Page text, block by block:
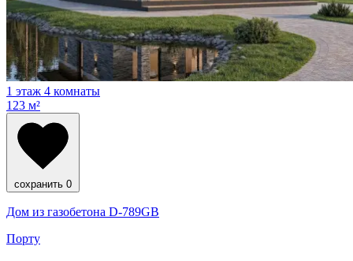
1 этаж 4 комнаты
123 м²
сохранить 0
Дом из газобетона D-789GB
Порту